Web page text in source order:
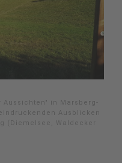
Aussichten" in Marsberg-
Ausblicken
(Diemelsee, Waldecker